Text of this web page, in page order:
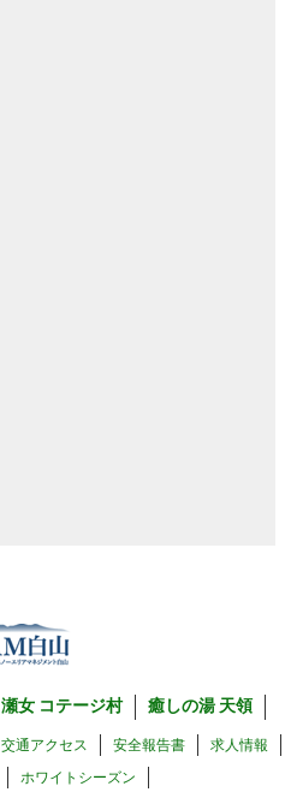
瀬女 コテージ村 癒しの湯 天領
交通アクセス 安全報告書 求人情報
ホワイトシーズン